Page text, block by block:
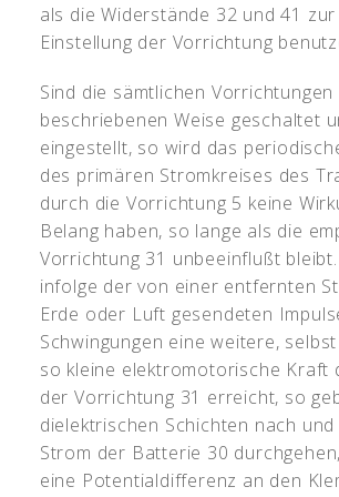
als die Widerstände 32 und 41
Einstellung der Vorrichtung
Sind die sämtlichen
beschriebenen Weise geschaltet
eingestellt, so wird das
des primären Stromkreises des
durch die Vorrichtung 5 keine
Belang haben, so lange als die
Vorrichtung 31 unbeeinflußt
infolge der von einer entfernten
Erde oder Luft gesendeten
Schwingungen eine weitere,
so kleine elektromotorische Kraft
der Vorrichtung 31 erreicht, so
dielektrischen Schichten nach
Strom der Batterie 30
eine Potentialdifferenz an den